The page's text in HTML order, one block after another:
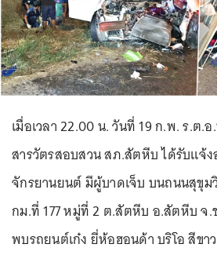
เมื่อเวลา 22.00 น. วันที่ 19 ก.พ. ร.ต.
สารวัตรสอบสวน สภ.สัตหีบ ได้รับแจ้
จักรยานยนต์ มีผู้บาดเจ็บ บนถนนสุขุม
กม.ที่ 177 หมู่ที่ 2 ต.สัตหีบ อ.สัตหีบ จ.
พบรถยนต์เก๋ง ยี่ห้อฮอนด้า บริโอ สีขา